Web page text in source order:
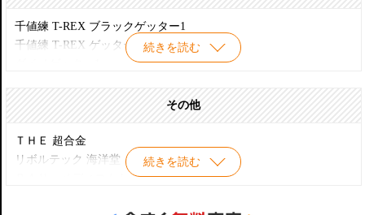
真ゲッターロボ2 ブラックver
続きを読む
千値練 T-REX ブラックゲッター1
千値練 T-REX ゲッター１
その他
続きを読む
ＴＨＥ 超合金
リボルテック 海洋堂
ＲＡＨ メディコムトイ